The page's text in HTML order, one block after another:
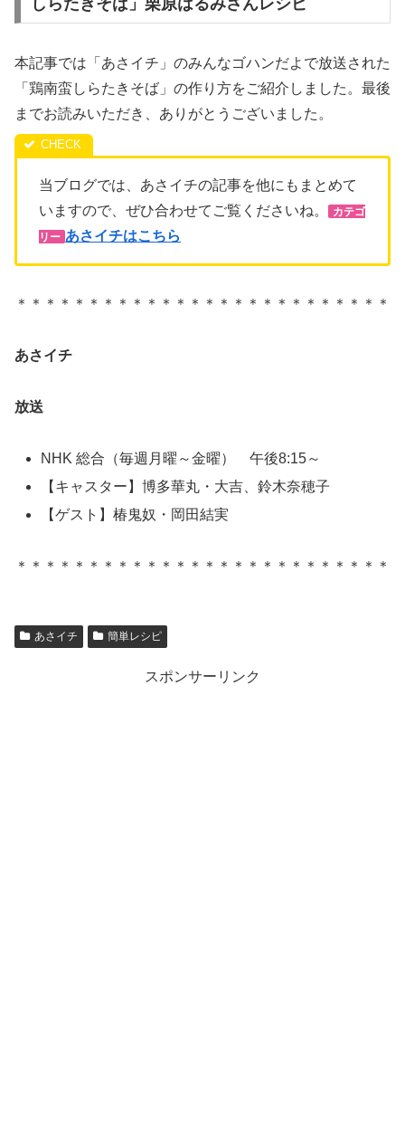
本記事では「あさイチ」のみんなゴハンだよで放送された
「鶏南蛮しらたきそば」の作り方をご紹介しました。最後
までお読みいただき、ありがとうございました。
当ブログでは、あさイチの記事を他にもまとめて
いますので、ぜひ合わせてご覧くださいね。
カテゴ
リー あさイチはこちら
＊＊＊＊＊＊＊＊＊＊＊＊＊＊＊＊＊＊＊＊＊＊＊＊＊＊
あさイチ
放送
NHK 総合（毎週月曜～金曜） 午後8:15～
【キャスター】博多華丸・大吉、鈴木奈穂子
【ゲスト】椿鬼奴・岡田結実
＊＊＊＊＊＊＊＊＊＊＊＊＊＊＊＊＊＊＊＊＊＊＊＊＊＊
あさイチ 簡単レシピ
スポンサーリンク